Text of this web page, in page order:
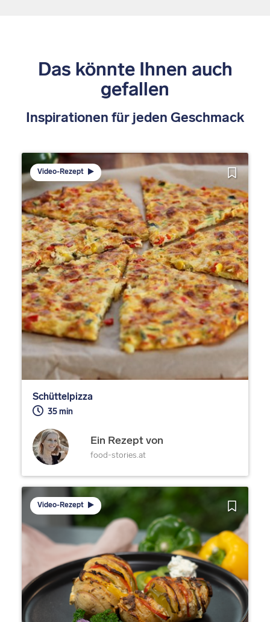
Das könnte Ihnen auch
gefallen
Inspirationen für jeden Geschmack
Video-Rezept
Schüttelpizza
35 min
Ein Rezept von
food-stories.at
Video-Rezept